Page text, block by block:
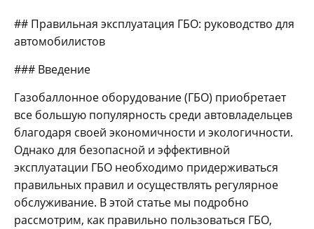
## Правильная эксплуатация ГБО: руководство для
автомобилистов
### Введение
Газобаллонное оборудование (ГБО) приобретает
все большую популярность среди автовладельцев
благодаря своей экономичности и экологичности.
Однако для безопасной и эффективной
эксплуатации ГБО необходимо придерживаться
правильных правил и осуществлять регулярное
обслуживание. В этой статье мы подробно
рассмотрим, как правильно пользоваться ГБО,